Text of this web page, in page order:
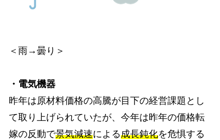
＜雨→曇り＞
・電気機器
昨年は原材料価格の高騰が目下の経営課題とし
て取り上げられていたが、今年は昨年の価格転
嫁の反動で景気減速による成長鈍化を危惧する